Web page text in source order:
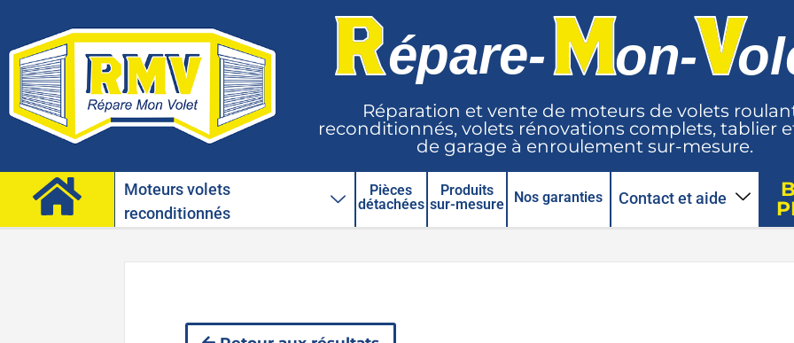
Réparation et vente de moteurs de volets
reconditionnés, volets rénovations complets, tablier
de garage à enroulement sur-mesure.
Moteurs volets
reconditionnés
Pièces
détachées
Produits
sur-mesure
Nos garanties Contact et aide